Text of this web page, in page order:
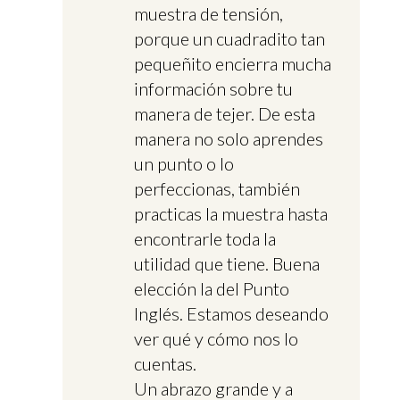
muestra de tensión,
porque un cuadradito tan
pequeñito encierra mucha
información sobre tu
manera de tejer. De esta
manera no solo aprendes
un punto o lo
perfeccionas, también
practicas la muestra hasta
encontrarle toda la
utilidad que tiene. Buena
elección la del Punto
Inglés. Estamos deseando
ver qué y cómo nos lo
cuentas.
Un abrazo grande y a